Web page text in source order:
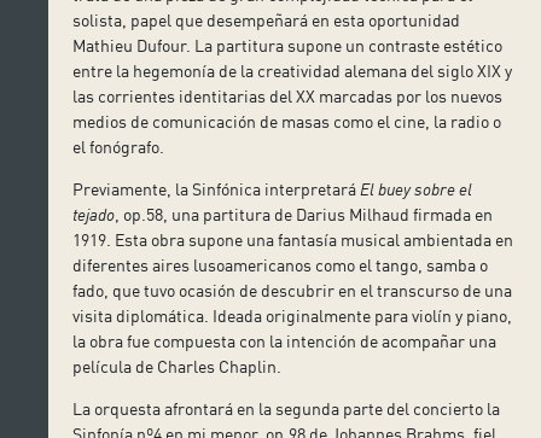
solista, papel que desempeñará en esta oportunidad
Mathieu Dufour. La partitura supone un contraste estético
entre la hegemonía de la creatividad alemana del siglo XIX y
las corrientes identitarias del XX marcadas por los nuevos
medios de comunicación de masas como el cine, la radio o
el fonógrafo.
Previamente, la Sinfónica interpretará El buey sobre el
tejado , op.58, una partitura de Darius Milhaud firmada en
1919. Esta obra supone una fantasía musical ambientada en
diferentes aires lusoamericanos como el tango, samba o
fado, que tuvo ocasión de descubrir en el transcurso de una
visita diplomática. Ideada originalmente para violín y piano,
la obra fue compuesta con la intención de acompañar una
película de Charles Chaplin.
La orquesta afrontará en la segunda parte del concierto la